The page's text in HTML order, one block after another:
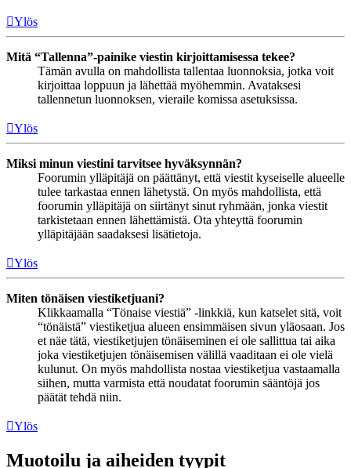
Ylös
Mitä “Tallenna”-painike viestin kirjoittamisessa tekee?
Tämän avulla on mahdollista tallentaa luonnoksia, jotka voit
kirjoittaa loppuun ja lähettää myöhemmin. Avataksesi
tallennetun luonnoksen, vieraile komissa asetuksissa.
Ylös
Miksi minun viestini tarvitsee hyväksynnän?
Foorumin ylläpitäjä on päättänyt, että viestit kyseiselle alueelle
tulee tarkastaa ennen lähetystä. On myös mahdollista, että
foorumin ylläpitäjä on siirtänyt sinut ryhmään, jonka viestit
tarkistetaan ennen lähettämistä. Ota yhteyttä foorumin
ylläpitäjään saadaksesi lisätietoja.
Ylös
Miten tönäisen viestiketjuani?
Klikkaamalla “Tönaise viestiä” -linkkiä, kun katselet sitä, voit
“tönäistä” viestiketjua alueen ensimmäisen sivun yläosaan. Jos
et näe tätä, viestiketjujen tönäiseminen ei ole sallittua tai aika
joka viestiketjujen tönäisemisen välillä vaaditaan ei ole vielä
kulunut. On myös mahdollista nostaa viestiketjua vastaamalla
siihen, mutta varmista että noudatat foorumin sääntöjä jos
päätät tehdä niin.
Ylös
Muotoilu ja aiheiden tyypit